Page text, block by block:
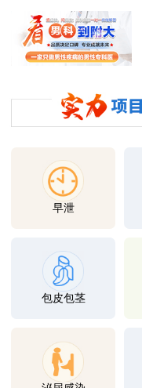
早泄
包皮包茎